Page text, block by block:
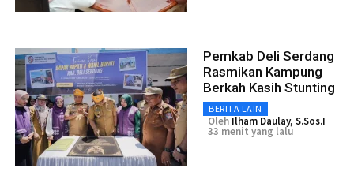
Pemkab Deli Serdang
Rasmikan Kampung
Berkah Kasih Stunting
BERITA LAIN
Oleh Ilham Daulay, S.Sos.I
33 menit yang lalu